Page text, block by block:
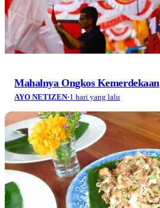
Mahalnya Ongkos Kemerdekaan
AYO NETIZEN·1 hari yang lalu